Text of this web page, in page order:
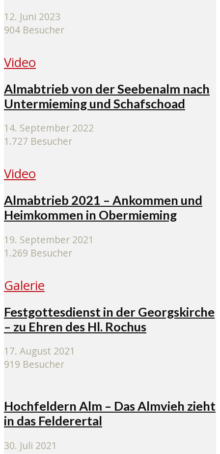
12. Juni 2023
904 Besucher
Video
Almabtrieb von der Seebenalm nach
Untermieming und Schafschoad
14. September 2022
1.727 Besucher
Video
Almabtrieb 2021 – Ankommen und
Heimkommen in Obermieming
19. September 2021
1.269 Besucher
Galerie
Festgottesdienst in der Georgskirche
– zu Ehren des Hl. Rochus
17. August 2021
919 Besucher
Hochfeldern Alm – Das Almvieh zieht
in das Felderertal
30. Juli 2021